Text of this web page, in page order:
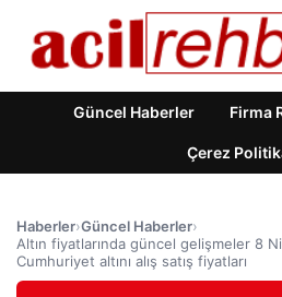
Güncel Haberler Firma
Çerez
Haberler›Güncel Haberler›
Altın fiyatlarında güncel gelişmeler 8
Cumhuriyet altını alış satış fiyatları